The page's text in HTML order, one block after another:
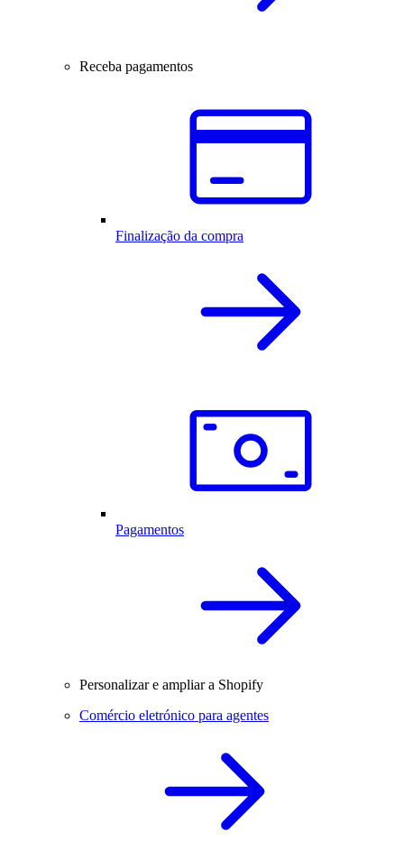
Receba pagamentos
Finalização da compra
Pagamentos
Personalizar e ampliar a Shopify
Comércio eletrónico para agentes